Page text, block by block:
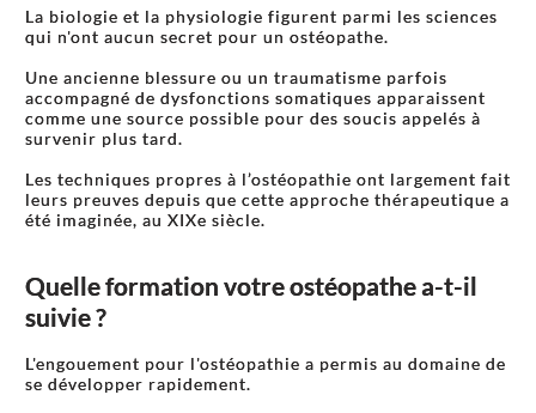
La biologie et la physiologie figurent parmi les sciences
qui n'ont aucun secret pour un ostéopathe.
Une ancienne blessure ou un traumatisme parfois
accompagné de dysfonctions somatiques apparaissent
comme une source possible pour des soucis appelés à
survenir plus tard.
Les techniques propres à l’ostéopathie ont largement fait
leurs preuves depuis que cette approche thérapeutique a
été imaginée, au XIXe siècle.
Quelle formation votre ostéopathe a-t-il
suivie ?
L'engouement pour l'ostéopathie a permis au domaine de
se développer rapidement.